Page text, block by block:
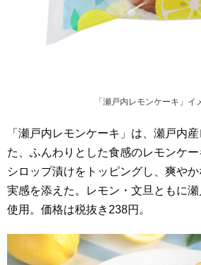
「瀬戸内レモンケーキ」イ
「瀬戸内レモンケーキ」は、瀬戸内
た、ふんわりとした食感のレモンケ
シロップ漬けをトッピングし、爽や
実感を添えた。レモン・文旦ともに
使用。価格は税抜き238円。